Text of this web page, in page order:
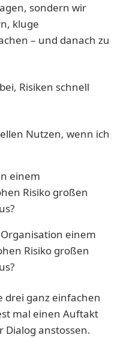
sondern wir
kluge
– und danach zu
Risiken schnell
Nutzen, wenn ich
einem
Risiko großen
einem
Risiko großen
drei ganz einfachen
mal einen Auftakt
Dialog anstossen.